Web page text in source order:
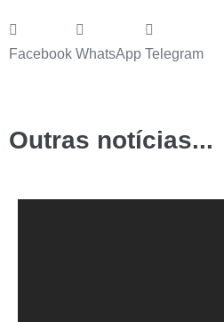
Facebook WhatsApp Telegram
Outras notícias...